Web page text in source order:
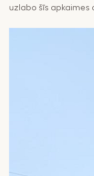
uzlabo šīs apkaimes